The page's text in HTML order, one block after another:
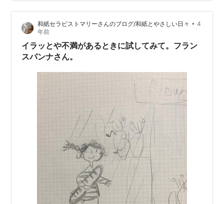
和紙セラピストマリーさんのブログ/和紙とやさしい日々 • 4
年前
イラッとや不満があるときに試してみて。フラン
スパンナさん。